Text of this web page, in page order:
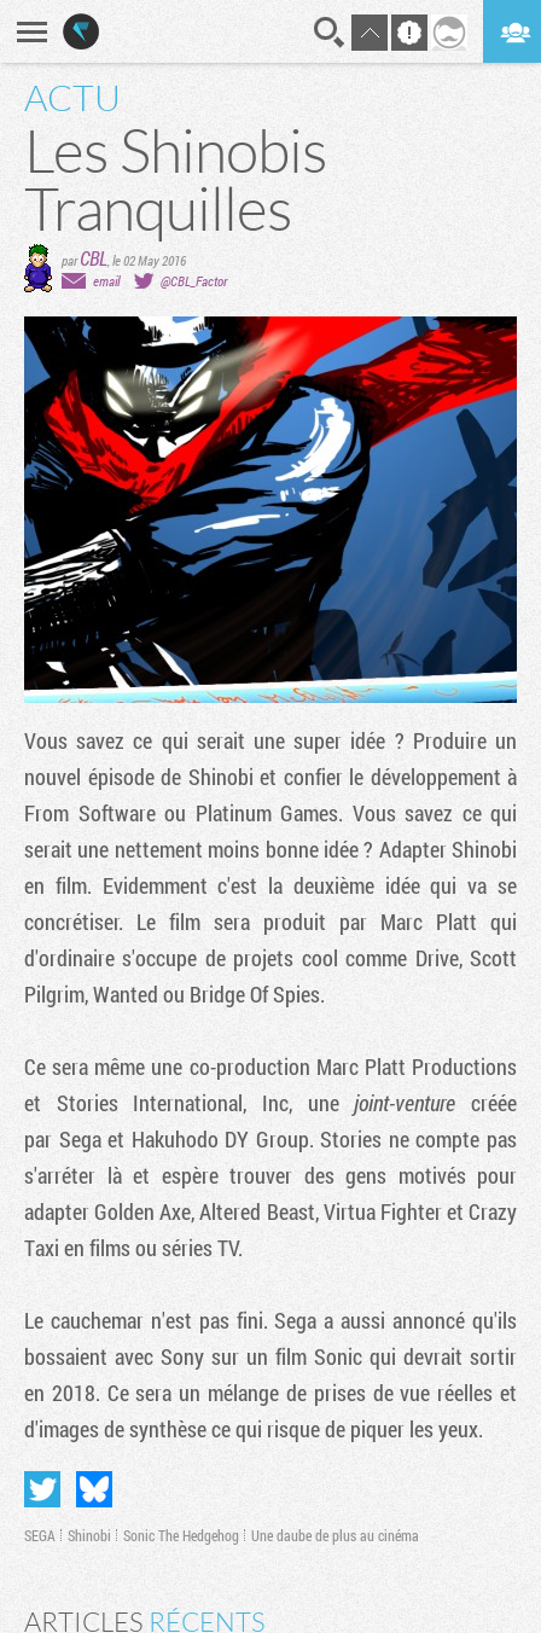
ACTU
Les Shinobis
Tranquilles
parCBL le 02 May 2016
email
@CBL_Factor
Vous savez ce qui serait une super idée ? Produire un
nouvel épisode de Shinobi et confier le développement à
From Software ou Platinum Games. Vous savez ce qui
serait une nettement moins bonne idée ? Adapter Shinobi
en film. Evidemment c'est la deuxième idée qui va se
concrétiser. Le film sera produit par Marc Platt qui
d'ordinaire s'occupe de projets cool comme Drive, Scott
Pilgrim, Wanted ou Bridge Of Spies.
Ce sera même une co-production Marc Platt Productions
et Stories International, Inc, unejoint-venturecréée
par Sega et Hakuhodo DY Group. Stories ne compte pas
s'arréter là et espère trouver des gens motivés pour
adapter Golden Axe, Altered Beast, Virtua Fighter et Crazy
Taxi en films ou séries TV.
Le cauchemar n'est pas fini. Sega a aussi annoncé qu'ils
bossaient avec Sony sur un film Sonic qui devrait sortir
en 2018. Ce sera un mélange de prises de vue réelles et
d'images de synthèse ce qui risque de piquer les yeux.
SEGA Shinobi Sonic The Hedgehog Une daube de plus au cinéma
ARTICLES RÉCENTS
Tribune